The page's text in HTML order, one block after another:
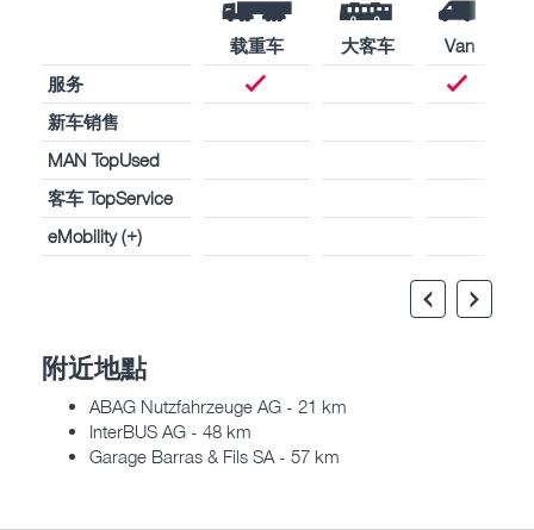
载重车 大客车
Van
服务
新车销售
MAN TopUsed
客车 TopService
eMobility (+)
附近地點
ABAG Nutzfahrzeuge AG - 21 km
InterBUS AG - 48 km
Garage Barras & Fils SA - 57 km